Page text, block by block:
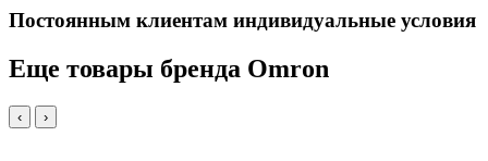
Постоянным клиентам индивидуальные условия
Еще товары бренда Omron
‹ ›